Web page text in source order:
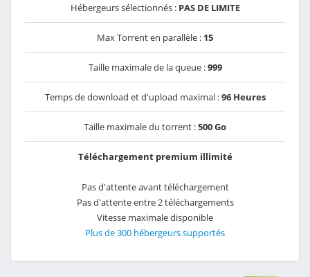
Hébergeurs sélectionnés : PAS DE LIMITE
Max Torrent en parallèle : 15
Taille maximale de la queue :999
Temps de download et d'upload maximal :96 Heures
Taille maximale du torrent :500 Go
Téléchargement premium illimité
Pas d'attente avant téléchargement
Pas d'attente entre 2 téléchargements
Vitesse maximale disponible
Plus de 300 hébergeurs supportés